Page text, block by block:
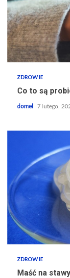
ZDROWIE
Co to są
domel 7 lutego,
ZDROWIE
Maść na